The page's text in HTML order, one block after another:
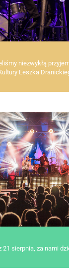
niezwykłą
Leszka
sierpnia, za nami